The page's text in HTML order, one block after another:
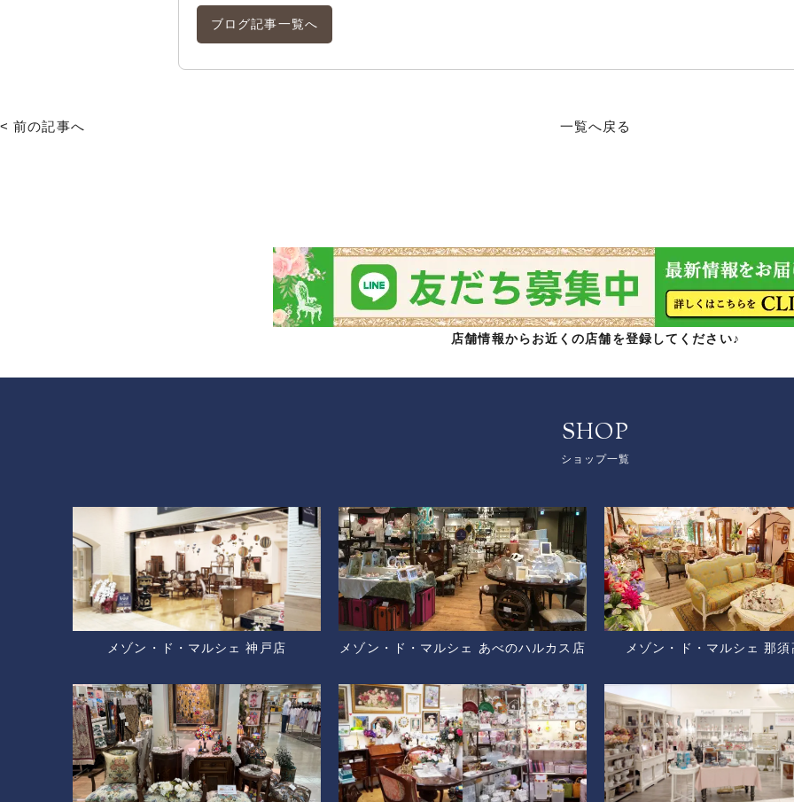
ブログ記事一覧へ
< 前の記事へ 一覧へ戻る
店舗情報からお近くの店舗を登録してください♪
SHOP
ショップ一覧
メゾン・ド・マルシェ 神戸店 メゾン・ド・マルシェ あべのハルカス店 メゾン・ド・マルシェ 那